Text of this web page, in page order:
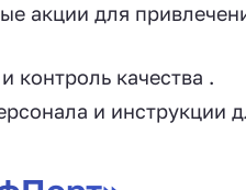
акции для
контроль качества .
и инструкции